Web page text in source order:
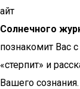
айт
Солнечного
познакомит Вас
«стерпит» и
Вашего